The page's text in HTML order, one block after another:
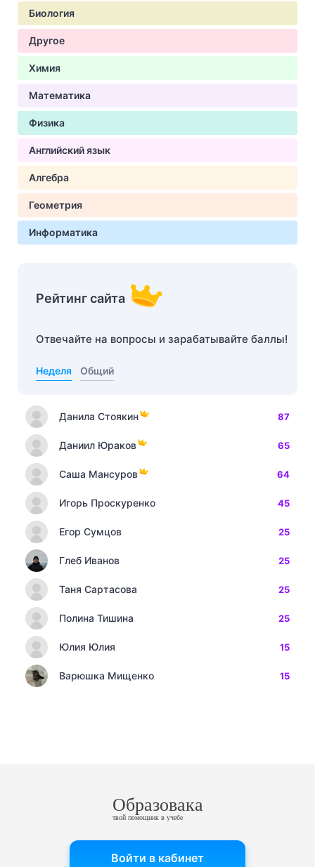
Биология
Другое
Химия
Математика
Физика
Английский язык
Алгебра
Геометрия
Информатика
Рейтинг сайта
Отвечайте на вопросы и зарабатывайте баллы!
Неделя Общий
Данила Стоякин 87
Даниил Юраков 65
Саша Мансуров 64
Игорь Проскуренко 45
Егор Сумцов 25
Глеб Иванов 25
Таня Сартасова 25
Полина Тишина 25
Юлия Юлия 15
Варюшка Мищенко 15
Образовака
твой помощник в учебе
Войти в кабинет